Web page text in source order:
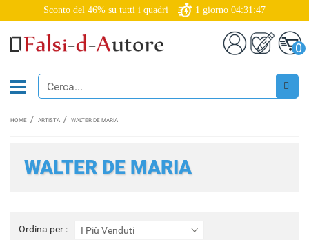
Sconto del 46% su tutti i quadri 1 giorno 04:31:47
0
HOME ARTISTA WALTER DE MARIA
WALTER DE MARIA
Ordina per : I Più Venduti
Ordina
per